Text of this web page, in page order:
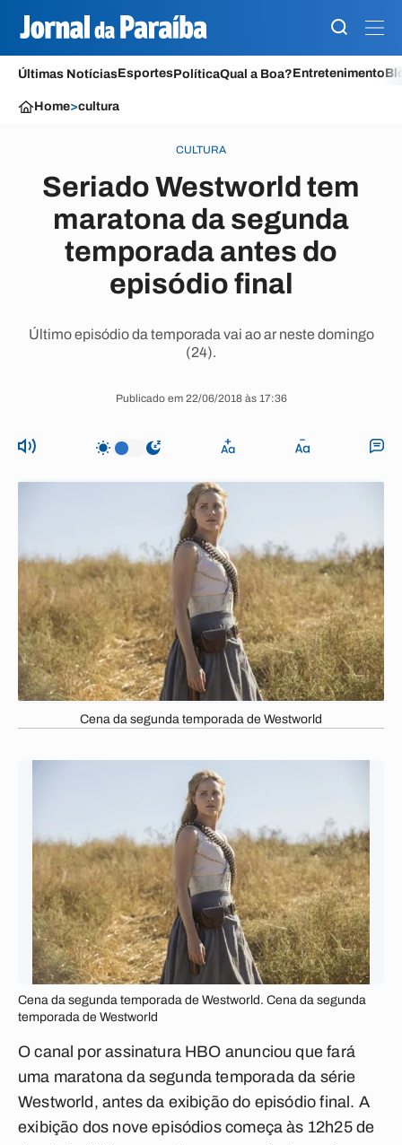
Últimas NotíciasEsportesPolíticaQual a Boa?Entretenimento
Home>cultura
CULTURA
Seriado Westworld tem
maratona da segunda
temporada antes do
episódio final
Último episódio da temporada vai ao ar neste domingo
(24).
Publicado em 22/06/2018 às 17:36
Cena da segunda temporada de Westworld
Cena da segunda temporada de Westworld. Cena da segunda
temporada de Westworld
O canal por assinatura HBO anunciou que fará
uma maratona da segunda temporada da série
Westworld, antes da exibição do episódio final. A
exibição dos nove episódios começa às 12h25 de